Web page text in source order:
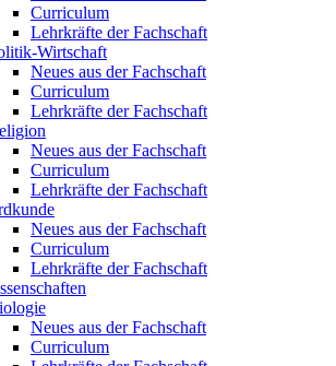
Curriculum
Lehrkräfte der Fachschaft
Wirtschaft
Neues aus der Fachschaft
Curriculum
Lehrkräfte der Fachschaft
Neues aus der Fachschaft
Curriculum
Lehrkräfte der Fachschaft
Neues aus der Fachschaft
Curriculum
Lehrkräfte der Fachschaft
Neues aus der Fachschaft
Curriculum